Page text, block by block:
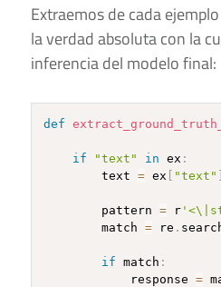
Extraemos de cada
la verdad absoluta con la
inferencia del modelo final:
def
if "text" in ex :
        text
= ex [ "text" ]
        pattern
= r
        match
= re .
if match :
            response
=